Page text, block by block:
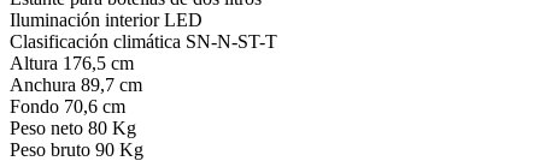
Iluminación interior LED
Clasificación climática SN-N-ST-T
Altura 176,5 cm
Anchura 89,7 cm
Fondo 70,6 cm
Peso neto 80 Kg
Peso bruto 90 Kg